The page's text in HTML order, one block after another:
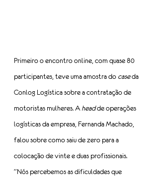
Primeiro o encontro online, com quase 80
participantes, teve uma amostra do case da
Conlog Logística sobre a contratação de
motoristas mulheres. A head de operações
logísticas da empresa, Fernanda Machado,
falou sobre como saiu de zero para a
colocação de vinte e duas profissionais.
“Nós percebemos as dificuldades que